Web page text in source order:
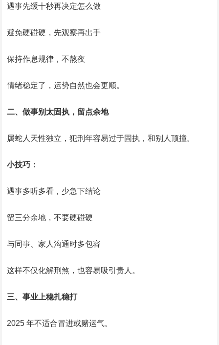
遇事先缓十秒再决定怎么做
避免硬碰硬，先观察再出手
保持作息规律，不熬夜
情绪稳定了，运势自然也会更顺。
二、做事别太固执，留点余地
属蛇人天性独立，犯刑年容易过于固执，和别人顶撞。
小技巧：
遇事多听多看，少急下结论
留三分余地，不要硬碰硬
与同事、家人沟通时多包容
这样不仅化解刑煞，也容易吸引贵人。
三、事业上稳扎稳打
2025 年不适合冒进或赌运气。